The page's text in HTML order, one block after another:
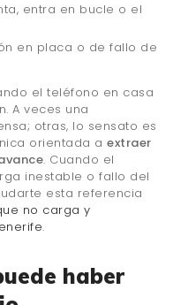
entra en bucle o el
en placa o de fallo de
el teléfono en casa
A veces una
otras, lo sensato es
orientada aextraer
. Cuando el
inestable o fallo del
esta referencia
no carga y
.
haber